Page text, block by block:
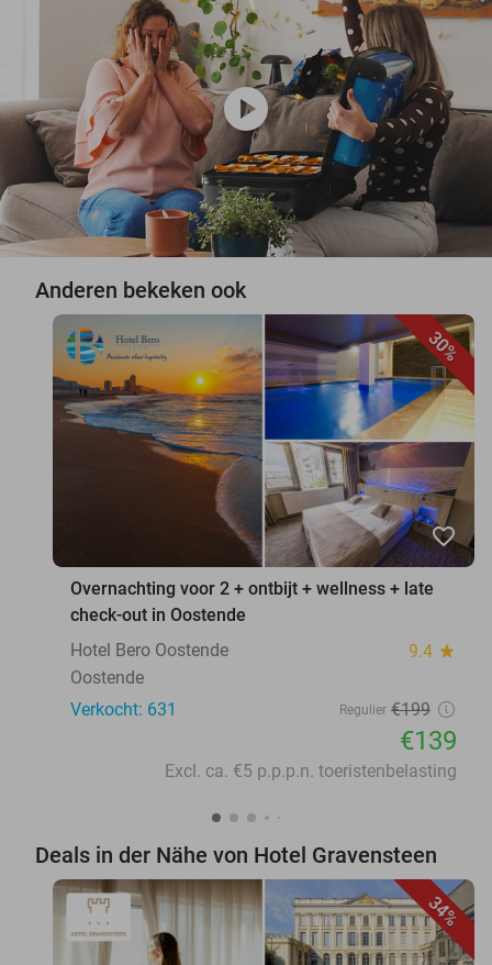
play_circle
Anderen bekeken ook
30%
favorite_border
Overnachting voor 2 + ontbijt + wellness + late
check-out in Oostende
Hotel Bero Oostende
9.4 star
Oostende
Verkocht: 631
Regulier €199
€139
Excl. ca. €5 p.p.p.n. toeristenbelasting
Deals in der Nähe von Hotel Gravensteen
34%